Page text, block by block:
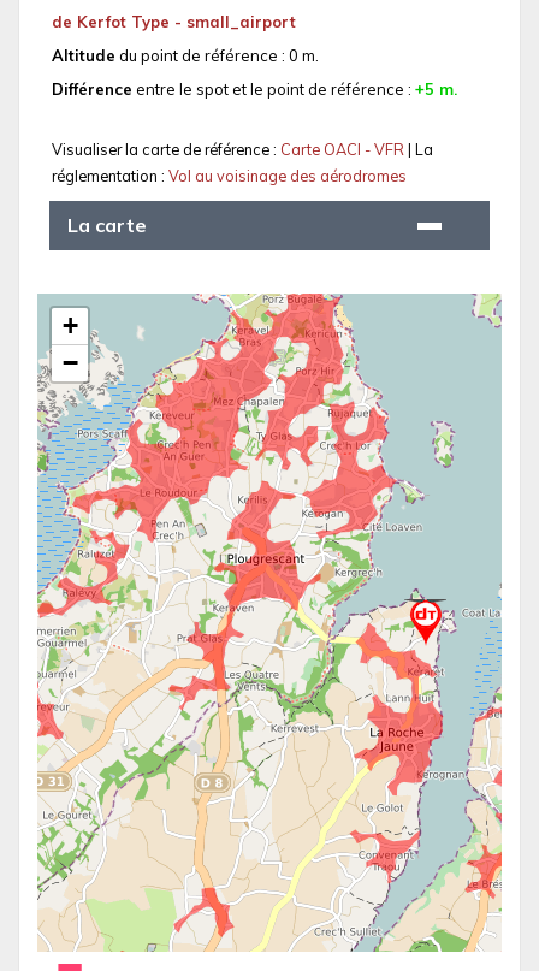
de Kerfot Type - small_airport
Altitude du point de référence : 0 m.
Différence entre le spot et le point de référence : +5 m.
Visualiser la carte de référence : Carte OACI - VFR| La
réglementation : Vol au voisinage des aérodromes
La carte